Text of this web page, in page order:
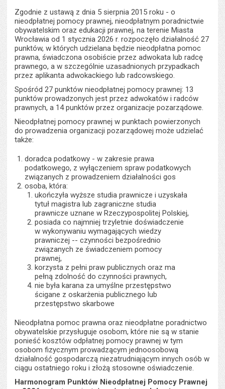
Zgodnie z ustawą z dnia 5 sierpnia 2015 roku - o
nieodpłatnej pomocy prawnej, nieodpłatnym poradnictwie
obywatelskim oraz edukacji prawnej, na terenie Miasta
Wrocławia od 1 stycznia 2026 r. rozpoczęło działalność 27
punktów, w których udzielana będzie nieodpłatna pomoc
prawna, świadczona osobiście przez adwokata lub radcę
prawnego, a w szczególnie uzasadnionych przypadkach
przez aplikanta adwokackiego lub radcowskiego.
Spośród 27 punktów nieodpłatnej pomocy prawnej: 13
punktów prowadzonych jest przez adwokatów i radców
prawnych, a 14 punktów przez organizacje pozarządowe.
Nieodpłatnej pomocy prawnej w punktach powierzonych
do prowadzenia organizacji pozarządowej może udzielać
także:
doradca podatkowy - w zakresie prawa
podatkowego, z wyłączeniem spraw podatkowych
związanych z prowadzeniem działalności gos
osoba, która:
ukończyła wyższe studia prawnicze i uzyskała
tytuł magistra lub zagraniczne studia
prawnicze uznane w Rzeczypospolitej Polskiej,
posiada co najmniej trzyletnie doświadczenie
w wykonywaniu wymagających wiedzy
prawniczej -- czynności bezpośrednio
związanych ze świadczeniem pomocy
prawnej,
korzysta z pełni praw publicznych oraz ma
pełną zdolność do czynności prawnych,
nie była karana za umyślne przestępstwo
ścigane z oskarżenia publicznego lub
przestępstwo skarbowe
Nieodpłatna pomoc prawna oraz nieodpłatne poradnictwo
obywatelskie przysługuje osobom, które nie są w stanie
ponieść kosztów odpłatnej pomocy prawnej w tym
osobom fizycznym prowadzącym jednoosobową
działalność gospodarczą niezatrudniającym innych osób w
ciągu ostatniego roku i złożą stosowne oświadczenie.
Harmonogram Punktów Nieodpłatnej Pomocy Prawnej